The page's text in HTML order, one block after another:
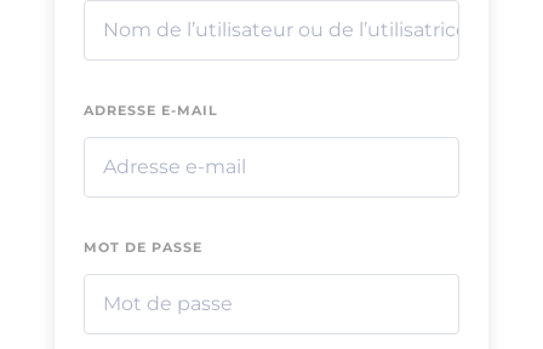
ADRESSE E-MAIL
MOT DE PASSE